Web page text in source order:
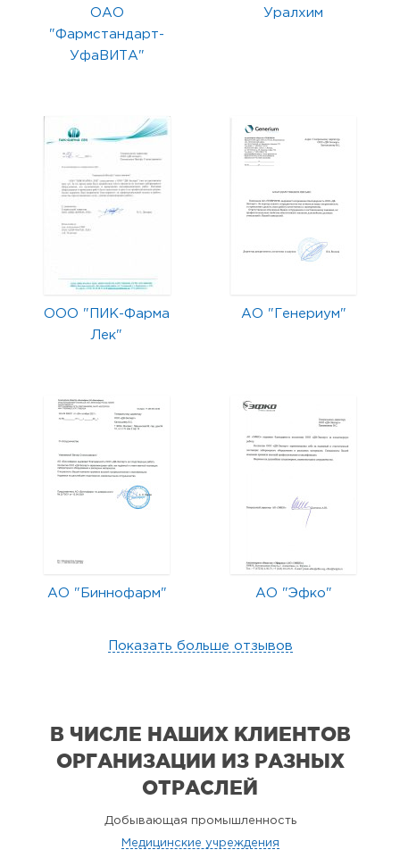
ОАО
"Фармстандарт-
УфаВИТА"
Уралхим
ООО "ПИК-Фарма
Лек"
АО "Генериум"
АО "Биннофарм" АО "Эфко"
Показать больше отзывов
В ЧИСЛЕ НАШИХ КЛИЕНТОВ
ОРГАНИЗАЦИИ ИЗ РАЗНЫХ
ОТРАСЛЕЙ
Добывающая промышленность
Медицинские учреждения